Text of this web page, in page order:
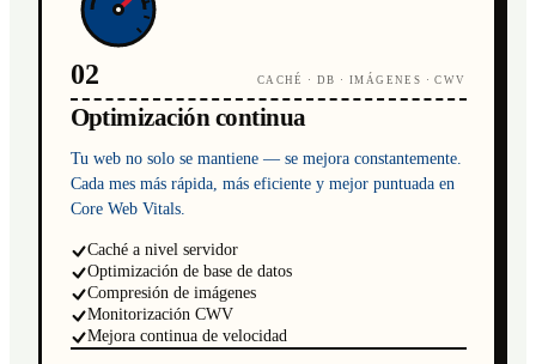
02 CACHÉ · DB · IMÁGENES · CWV
Optimización continua
Tu web no solo se mantiene — se mejora constantemente.
Cada mes más rápida, más eficiente y mejor puntuada en
Core Web Vitals.
Caché a nivel servidor
Optimización de base de datos
Compresión de imágenes
Monitorización CWV
Mejora continua de velocidad